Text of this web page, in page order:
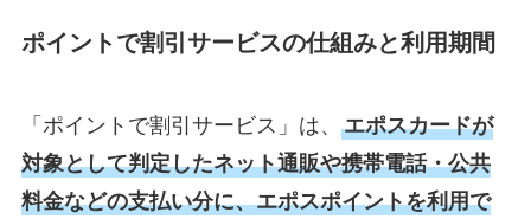
ポイントで割引サービスの仕組みと利用期間
「ポイントで割引サービス」は、 エポスカードが
対象として判定したネット通販や携帯電話・公共
料金などの支払い分に、エポスポイントを利用で